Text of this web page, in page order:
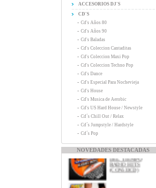
ACCESORIOS DJ'S
CD'S
- Cd's Años 80
- Cd's Años 90
- Cd's Baladas
- Cd's Coleccion Cantaditas
- Cd's Coleccion Maxi Pop
- Cd's Coleccion Techno Pop
- Cd's Dance
- Cd's Especial Para Nochevieja
- Cd's House
- Cd's Musica de Aerobic
- Cd's US Hard House / Newstyle
- Cd´s Chill Out / Relax
- Cd´s Jumpstyle / Hardstyle
- Cd´s Pop
NOVEDADES DESTACADAS
MDT - LA MAQUINA
RADIO HITS
(CON533CD)